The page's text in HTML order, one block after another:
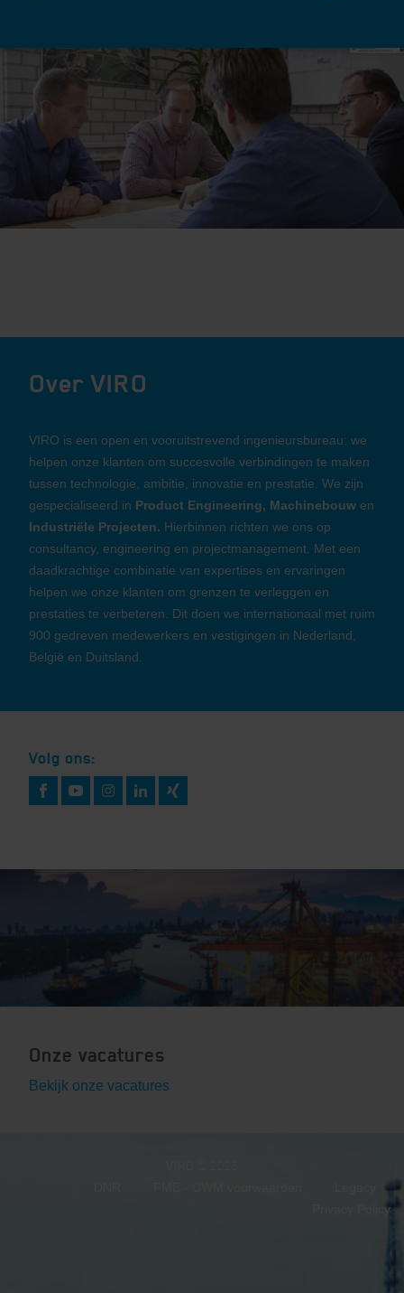
Over VIRO
VIRO is een open en vooruitstrevend ingenieursbureau: we
helpen onze klanten om succesvolle verbindingen te maken
tussen technologie, ambitie, innovatie en prestatie. We zijn
gespecialiseerd in Product Engineering, Machinebouw en
Industriële Projecten. Hierbinnen richten we ons op
consultancy, engineering en projectmanagement. Met een
daadkrachtige combinatie van expertises en ervaringen
helpen we onze klanten om grenzen te verleggen en
prestaties te verbeteren. Dit doen we internationaal met ruim
900 gedreven medewerkers en vestigingen in Nederland,
België en Duitsland.
Volg ons:
Onze vacatures
Bekijk onze vacatures
Privacy Policy